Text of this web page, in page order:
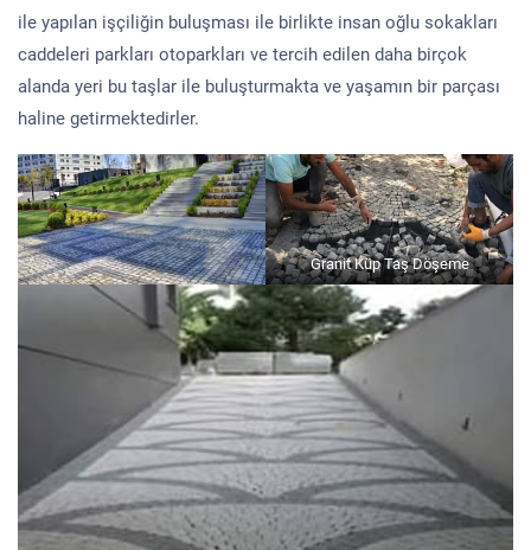
ile yapılan işçiliğin buluşması ile birlikte insan oğlu sokakları
caddeleri parkları otoparkları ve tercih edilen daha birçok
alanda yeri bu taşlar ile buluşturmakta ve yaşamın bir parçası
haline getirmektedirler.
Granit Küp Taş Döşeme